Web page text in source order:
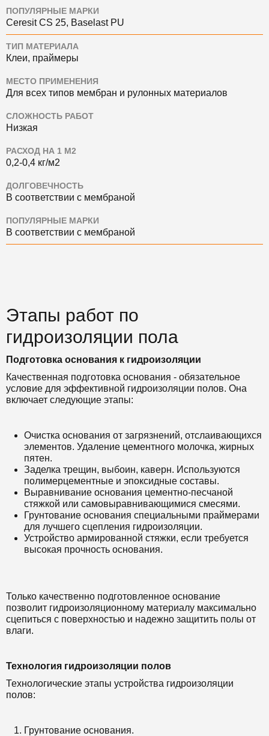
ПОПУЛЯРНЫЕ МАРКИ
Ceresit CS 25, Baselast PU
ТИП МАТЕРИАЛА
Клеи, праймеры
МЕСТО ПРИМЕНЕНИЯ
Для всех типов мембран и рулонных материалов
СЛОЖНОСТЬ РАБОТ
Низкая
РАСХОД НА 1 М2
0,2-0,4 кг/м2
ДОЛГОВЕЧНОСТЬ
В соответствии с мембраной
ПОПУЛЯРНЫЕ МАРКИ
В соответствии с мембраной
Этапы работ по
гидроизоляции пола
Подготовка основания к гидроизоляции
Качественная подготовка основания - обязательное
условие для эффективной гидроизоляции полов. Она
включает следующие этапы:
Очистка основания от загрязнений, отслаивающихся
элементов. Удаление цементного молочка, жирных
пятен.
Заделка трещин, выбоин, каверн. Используются
полимерцементные и эпоксидные составы.
Выравнивание основания цементно-песчаной
стяжкой или самовыравнивающимися смесями.
Грунтование основания специальными праймерами
для лучшего сцепления гидроизоляции.
Устройство армированной стяжки, если требуется
высокая прочность основания.
Только качественно подготовленное основание
позволит гидроизоляционному материалу максимально
сцепиться с поверхностью и надежно защитить полы от
влаги.
Технология гидроизоляции полов
Технологические этапы устройства гидроизоляции
полов:
Грунтование основания.